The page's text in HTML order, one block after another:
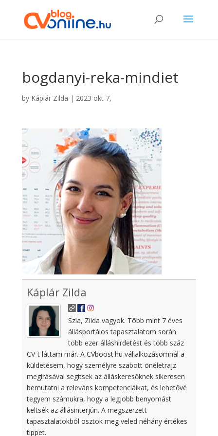
bogdanyi-reka-mindiet
by Káplár Zilda | 2023 okt 7,
Káplár Zilda
Szia, Zilda vagyok. Több mint 7 éves
állásportálos tapasztalatom során
több ezer álláshirdetést és több száz
CV-t láttam már. A CVboost.hu vállalkozásomnál a
küldetésem, hogy személyre szabott önéletrajz
megírásával segítsek az álláskeresőknek sikeresen
bemutatni a releváns kompetenciáikat, és lehetővé
tegyem számukra, hogy a legjobb benyomást
keltsék az állásinterjún. A megszerzett
tapasztalatokból osztok meg veled néhány értékes
tippet.